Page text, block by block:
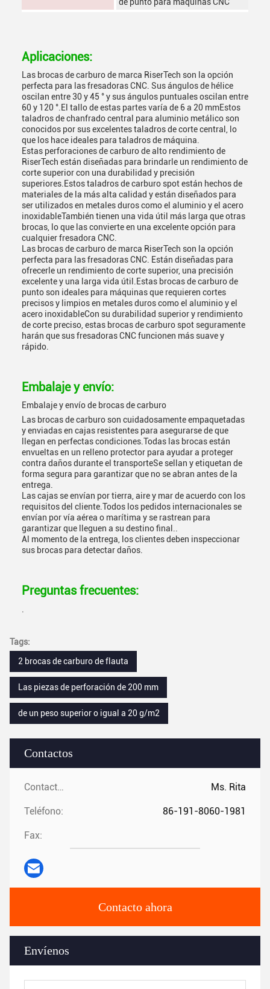
Contactos
Contactos: Ms. Rita
Teléfono: 86-191-8060-1981
Fax:
Contacto ahora
Envíenos
Aplicaciones:
Las brocas de carburo de marca RiserTech son la opción
perfecta para las fresadoras CNC. Sus ángulos de hélice
oscilan entre 30 y 45 ° y sus ángulos puntuales oscilan entre
60 y 120 °.El tallo de estas partes varía de 6 a 20 mmEstos
taladros de chanfrado central para aluminio metálico son
conocidos por sus excelentes taladros de corte central, lo
que los hace ideales para taladros de máquina.
Estas perforaciones de carburo de alto rendimiento de
RiserTech están diseñadas para brindarle un rendimiento de
corte superior con una durabilidad y precisión
superiores.Estos taladros de carburo spot están hechos de
materiales de la más alta calidad y están diseñados para
ser utilizados en metales duros como el aluminio y el acero
inoxidableTambién tienen una vida útil más larga que otras
brocas, lo que las convierte en una excelente opción para
cualquier fresadora CNC.
Las brocas de carburo de marca RiserTech son la opción
perfecta para las fresadoras CNC. Están diseñadas para
ofrecerle un rendimiento de corte superior, una precisión
excelente y una larga vida útil.Estas brocas de carburo de
punto son ideales para máquinas que requieren cortes
precisos y limpios en metales duros como el aluminio y el
acero inoxidableCon su durabilidad superior y rendimiento
de corte preciso, estas brocas de carburo spot seguramente
harán que sus fresadoras CNC funcionen más suave y
rápido.
Embalaje y envío:
Embalaje y envío de brocas de carburo
Las brocas de carburo son cuidadosamente empaquetadas
y enviadas en cajas resistentes para asegurarse de que
llegan en perfectas condiciones.Todas las brocas están
envueltas en un relleno protector para ayudar a proteger
contra daños durante el transporteSe sellan y etiquetan de
forma segura para garantizar que no se abran antes de la
entrega.
Las cajas se envían por tierra, aire y mar de acuerdo con los
requisitos del cliente.Todos los pedidos internacionales se
envían por vía aérea o marítima y se rastrean para
garantizar que lleguen a su destino final..
Al momento de la entrega, los clientes deben inspeccionar
sus brocas para detectar daños.
Preguntas frecuentes:
Tags:
2 brocas de carburo de flauta
Las piezas de perforación de 200 mm
de un peso superior o igual a 20 g/m2